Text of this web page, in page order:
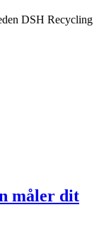
DSH Recycling
måler dit